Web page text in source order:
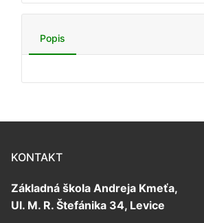
Popis
KONTAKT
Základná škola Andreja Kmeťa,
Ul. M. R. Štefánika 34, Levice